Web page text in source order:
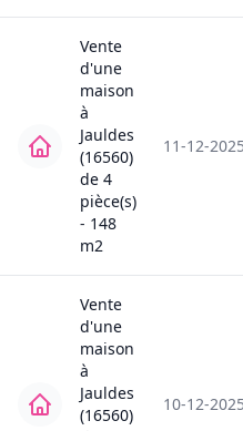
Vente
d'une
maison
à
Jauldes
(16560)
de 4
pièce(s)
- 148
m2
11-12-2025
Vente
d'une
maison
à
Jauldes
(16560)
10-12-2025